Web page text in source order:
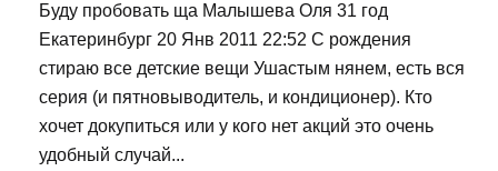
Буду пробовать ща Малышева Оля 31 год
Екатеринбург 20 Янв 2011 22:52 С рождения
стираю все детские вещи Ушастым нянем, есть вся
серия (и пятновыводитель, и кондиционер). Кто
хочет докупиться или у кого нет акций это очень
удобный случай...